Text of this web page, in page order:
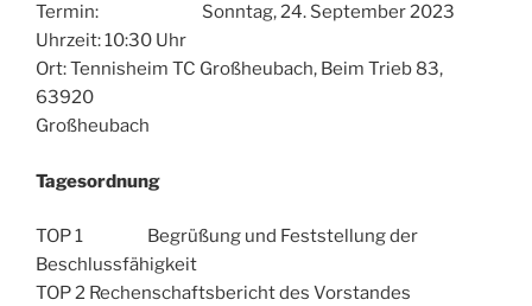
Termin: Sonntag, 24. September 2023
Uhrzeit: 10:30 Uhr
Ort: Tennisheim TC Großheubach, Beim Trieb 83,
63920
Großheubach
Tagesordnung
TOP 1 Begrüßung und Feststellung der
Beschlussfähigkeit
TOP 2 Rechenschaftsbericht des Vorstandes